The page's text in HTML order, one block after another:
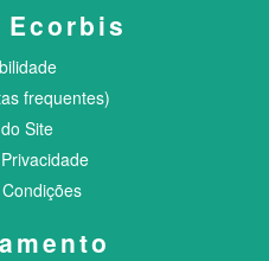
Ecorbis
frequentes)
Site